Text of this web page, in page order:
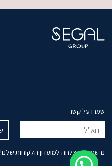
שמרו על קשר
נרשמת בהצלחה למועדון הלקוחות שלנו!